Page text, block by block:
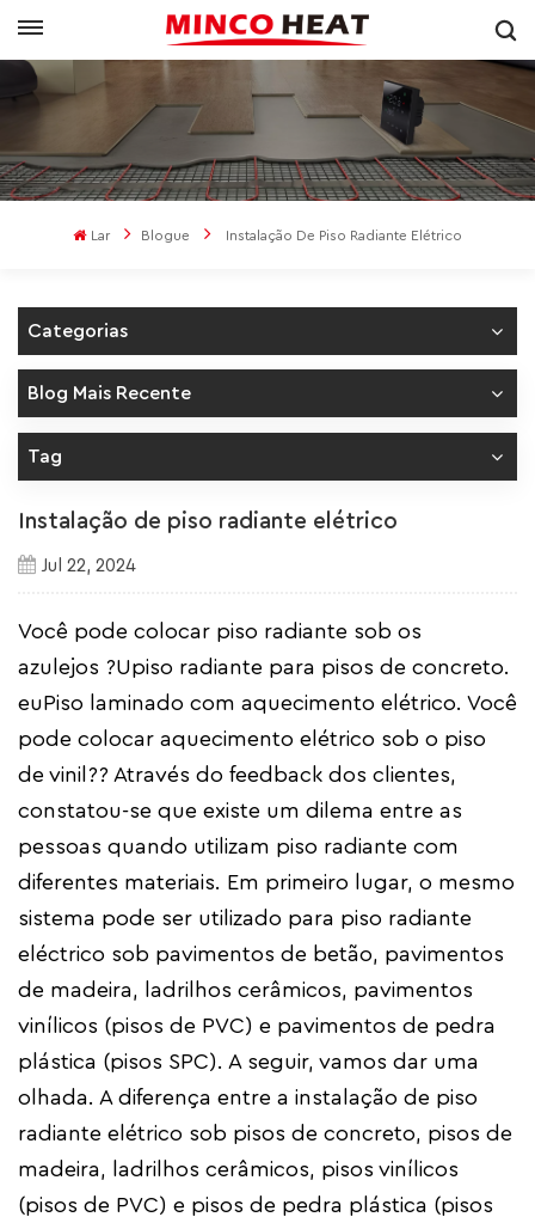
Lar Blogue Instalação De Piso Radiante Elétrico
Categorias
Blog Mais Recente
Tag
Instalação de piso radiante elétrico
Jul 22, 2024
Você pode colocar piso radiante sob os
azulejos ?Upiso radiante para pisos de concreto.
euPiso laminado com aquecimento elétrico. Você
pode colocar aquecimento elétrico sob o piso
de vinil?? Através do feedback dos clientes,
constatou-se que existe um dilema entre as
pessoas quando utilizam piso radiante com
diferentes materiais. Em primeiro lugar, o mesmo
sistema pode ser utilizado para piso radiante
eléctrico sob pavimentos de betão, pavimentos
de madeira, ladrilhos cerâmicos, pavimentos
vinílicos (pisos de PVC) e pavimentos de pedra
plástica (pisos SPC). A seguir, vamos dar uma
olhada. A diferença entre a instalação de piso
radiante elétrico sob pisos de concreto, pisos de
madeira, ladrilhos cerâmicos, pisos vinílicos
(pisos de PVC) e pisos de pedra plástica (pisos